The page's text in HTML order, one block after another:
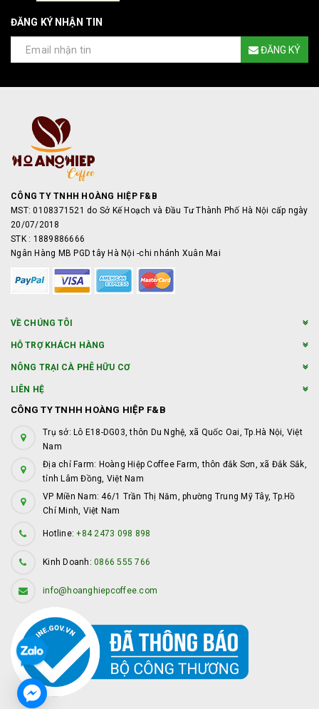
ĐĂNG KÝ NHẬN TIN
ĐĂNG KÝ
CÔNG TY TNHH HOÀNG HIỆP F&B
MST: 0108371521 do Sở Kế Hoạch và Đầu Tư Thành Phố Hà Nội cấp ngày
20/07/2018
STK : 1889886666
Ngân Hàng MB PGD tây Hà Nội -chi nhánh Xuân Mai
VỀ CHÚNG TÔI
HỖ TRỢ KHÁCH HÀNG
NÔNG TRẠI CÀ PHÊ HỮU CƠ
LIÊN HỆ
CÔNG TY TNHH HOÀNG HIỆP F&B
Trụ sở: Lô E18-DG03, thôn Du Nghệ, xã Quốc Oai, Tp.Hà Nội, Việt
Nam
Địa chỉ Farm: Hoàng Hiệp Coffee Farm, thôn đắk Sơn, xã Đắk Sắk,
tỉnh Lâm Đồng, Việt Nam
VP Miền Nam: 46/1 Trần Thị Năm, phường Trung Mỹ Tây, Tp.Hồ
Chí Minh, Việt Nam
Hotline:+84 2473 098 898
Kinh Doanh: 0866 555 766
info@hoanghiepcoffee.com